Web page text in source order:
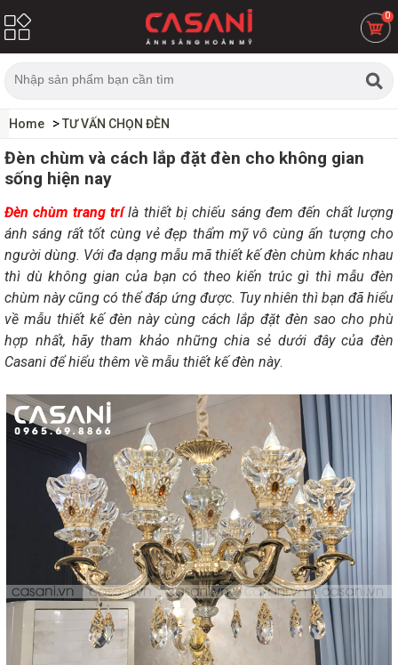
0
Home TƯ VẤN CHỌN ĐÈN
Đèn chùm và cách lắp đặt đèn cho không gian
sống hiện nay
Đèn chùm trang trílà thiết bị chiếu sáng đem đến chất lượng
ánh sáng rất tốt cùng vẻ đẹp thẩm mỹ vô cùng ấn tượng cho
người dùng. Với đa dạng mẫu mã thiết kế đèn chùm khác nhau
thì dù không gian của bạn có theo kiến trúc gì thì mẫu đèn
chùm này cũng có thể đáp ứng được. Tuy nhiên thì bạn đã hiểu
về mẫu thiết kế đèn này cùng cách lắp đặt đèn sao cho phù
hợp nhất, hãy tham khảo những chia sẻ dưới đây của đèn
Casani để hiểu thêm về mẫu thiết kế đèn này.